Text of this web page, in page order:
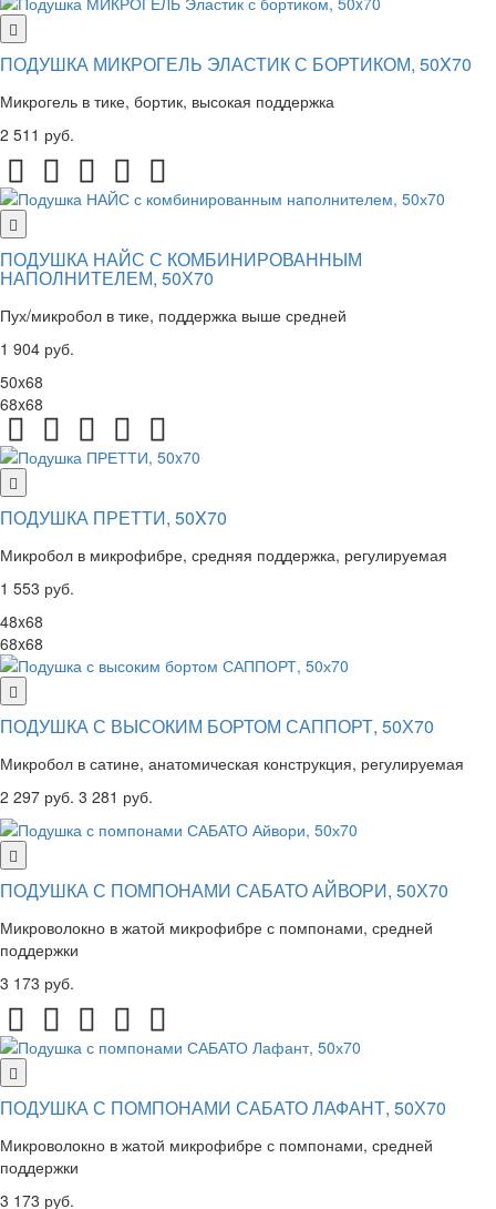
ПОДУШКА МИКРОГЕЛЬ ЭЛАСТИК С БОРТИКОМ, 50X70
Микрогель в тике, бортик, высокая поддержка
2 511 руб.
ПОДУШКА НАЙС С КОМБИНИРОВАННЫМ
НАПОЛНИТЕЛЕМ, 50Х70
Пух/микробол в тике, поддержка выше средней
1 904 руб.
50x68
68x68
ПОДУШКА ПРЕТТИ, 50X70
Микробол в микрофибре, средняя поддержка, регулируемая
1 553 руб.
48x68
68x68
ПОДУШКА С ВЫСОКИМ БОРТОМ САППОРТ, 50Х70
Микробол в сатине, анатомическая конструкция, регулируемая
2 297 руб. 3 281 руб.
ПОДУШКА С ПОМПОНАМИ САБАТО АЙВОРИ, 50Х70
Микроволокно в жатой микрофибре с помпонами, средней
поддержки
3 173 руб.
ПОДУШКА С ПОМПОНАМИ САБАТО ЛАФАНТ, 50Х70
Микроволокно в жатой микрофибре с помпонами, средней
поддержки
3 173 руб.